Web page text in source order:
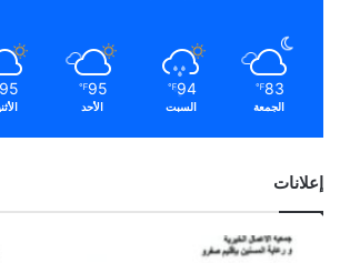
83
℉
الجمعة
94
℉
السبت
95
℉
الأحد
95
إعلانات